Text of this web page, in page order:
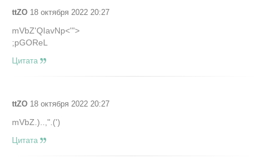
ttZO 18 октября 2022 20:27
mVbZ'QIavNp<'">
;pGOReL
Цитата
ttZO 18 октября 2022 20:27
mVbZ.)..,".(')
Цитата